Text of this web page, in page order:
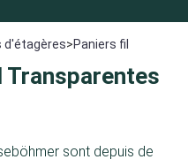
d'étagères>Paniers fil
sont depuis de